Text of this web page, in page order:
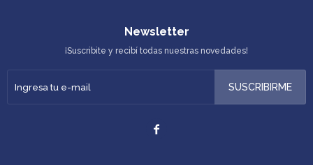
Newsletter
¡Suscribite y recibí todas nuestras novedades!
SUSCRIBIRME
